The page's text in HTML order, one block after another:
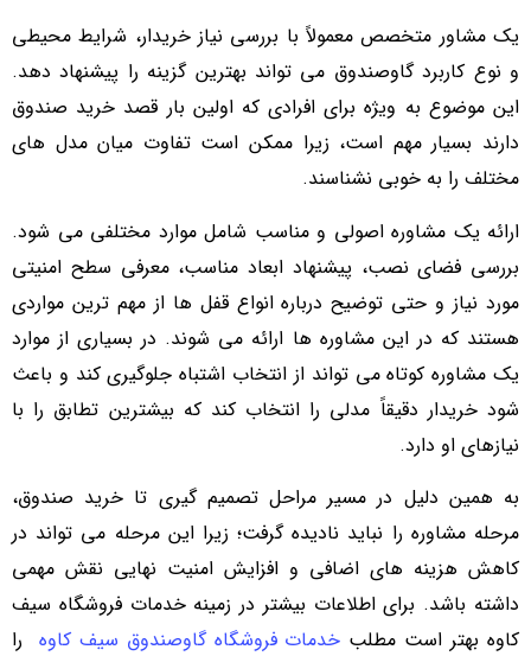
یک مشاور متخصص معمولاً با بررسی نیاز خریدار، شرایط محیطی
و نوع کاربرد گاوصندوق می تواند بهترین گزینه را پیشنهاد دهد.
این موضوع به ویژه برای افرادی که اولین بار قصد خرید صندوق
دارند بسیار مهم است، زیرا ممکن است تفاوت میان مدل های
مختلف را به خوبی نشناسند.
ارائه یک مشاوره اصولی و مناسب شامل موارد مختلفی می شود.
بررسی فضای نصب، پیشنهاد ابعاد مناسب، معرفی سطح امنیتی
مورد نیاز و حتی توضیح درباره انواع قفل ها از مهم ترین مواردی
هستند که در این مشاوره ها ارائه می شوند. در بسیاری از موارد
یک مشاوره کوتاه می تواند از انتخاب اشتباه جلوگیری کند و باعث
شود خریدار دقیقاً مدلی را انتخاب کند که بیشترین تطابق را با
نیازهای او دارد.
به همین دلیل در مسیر مراحل تصمیم گیری تا خرید صندوق،
مرحله مشاوره را نباید نادیده گرفت؛ زیرا این مرحله می تواند در
کاهش هزینه های اضافی و افزایش امنیت نهایی نقش مهمی
داشته باشد. برای اطلاعات بیشتر در زمینه خدمات فروشگاه سیف
کاوه بهتر است مطلب خدمات فروشگاه گاوصندوق سیف کاوه را